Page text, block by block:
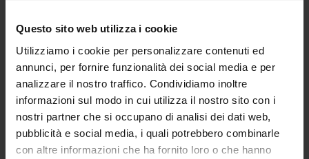
Questo sito web utilizza i cookie
Utilizziamo i cookie per personalizzare contenuti ed
annunci, per fornire funzionalità dei social media e per
analizzare il nostro traffico. Condividiamo inoltre
informazioni sul modo in cui utilizza il nostro sito con i
nostri partner che si occupano di analisi dei dati web,
pubblicità e social media, i quali potrebbero combinarle
con altre informazioni che ha fornito loro o che hanno
Acqua, bene sempre più prezioso:
passa alla subirrigazione